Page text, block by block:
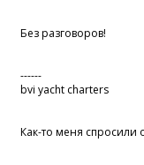
Без разговоров!
------
bvi yacht charters
Как-то меня спросили